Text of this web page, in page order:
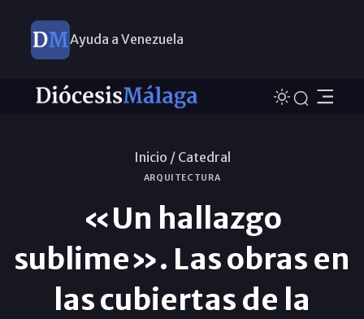
Ayuda a Venezuela
Inicio / Catedral
ARQUITECTURA
«Un hallazgo
sublime». Las obras en
las cubiertas de la